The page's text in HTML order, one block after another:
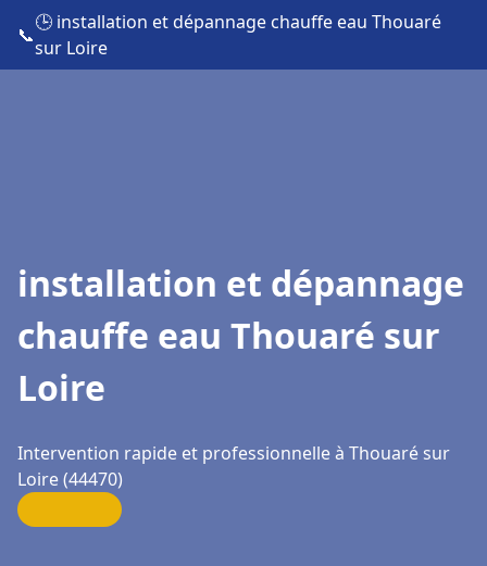
📞
🕒 installation et dépannage chauffe eau Thouaré
sur Loire
installation et dépannage
chauffe eau Thouaré sur
Loire
Intervention rapide et professionnelle à Thouaré sur
Loire (44470)